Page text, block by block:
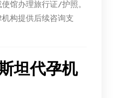
馆办理旅行证/护照。
构提供后续咨询支
坦代孕机